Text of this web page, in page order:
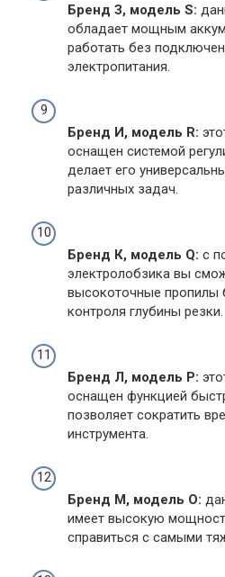
Бренд З, модель S:
обладает мощным
работать без
электропитания.
Бренд И, модель R:
оснащен системой
делает его
различных задач.
Бренд К, модель Q: с
электролобзика вы
высокоточные пропилы
контроля глубины резки.
Бренд Л, модель P:
оснащен функцией
позволяет сократить
инструмента.
Бренд М, модель O:
имеет высокую
справиться с самыми